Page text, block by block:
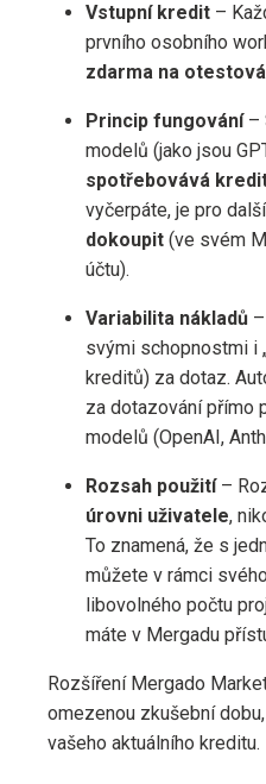
Vstupní kredit –
prvního osobního
zdarma na
Princip fungování–
modelů (jako jsou
spotřebovává
vyčerpáte, je pro
dokoupit (ve svém
účtu).
Variabilita nákladů
svými schopnostmi i
kreditů) za dotaz.
za dotazování přímo
modelů (OpenAI,
Rozsah použití–
úrovni uživatele,
To znamená, že s
můžete v rámci
libovolného počtu
máte v Mergadu
Rozšíření Mergado
omezenou zkušební
vašeho aktuálního kreditu.